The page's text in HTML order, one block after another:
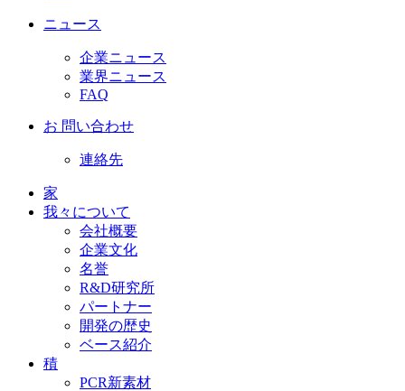
ニュース
企業ニュース
業界ニュース
FAQ
お 問い合わせ
連絡先
家
我々について
会社概要
企業文化
名誉
R&D研究所
パートナー
開発の歴史
ベース紹介
積
PCR新素材